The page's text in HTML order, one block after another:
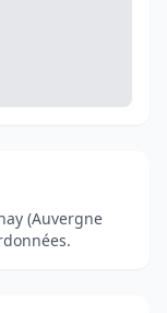
(Auvergne